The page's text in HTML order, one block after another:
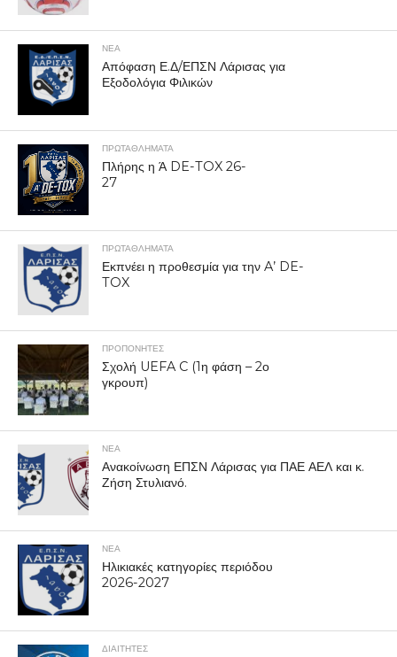
ΝΕΑ
Απόφαση Ε.Δ/ΕΠΣΝ Λάρισας για
Εξοδολόγια Φιλικών
ΠΡΩΤΑΘΛΉΜΑΤΑ
Πλήρης η Ά DE-TOX 26-
27
ΠΡΩΤΑΘΛΉΜΑΤΑ
Εκπνέει η προθεσμία για την A’ DE-
TOX
ΠΡΟΠΟΝΗΤΈΣ
Σχολή UEFA C (1η φάση – 2ο
γκρουπ)
ΝΕΑ
Ανακοίνωση ΕΠΣΝ Λάρισας για ΠΑΕ ΑΕΛ και κ.
Ζήση Στυλιανό.
ΝΕΑ
Ηλικιακές κατηγορίες περιόδου
2026-2027
ΔΙΑΙΤΗΤΕΣ